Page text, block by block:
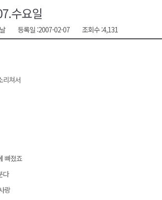
수요일
등록일 :2007-02-07 조회수 :4,131
리쳐서
빠졌죠
다
랑